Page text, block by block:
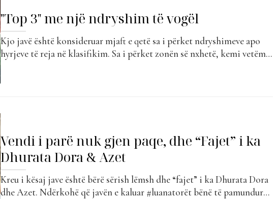
"Top 3" me një ndryshim të vogël
Kjo javë është konsideruar mjaft e qetë sa i përket ndryshimeve apo
hyrjeve të reja në klasifikim. Sa i përket zonën së nxhetë, kemi vetëm
Vendi i parë nuk gjen paqe, dhe “Fajet” i ka
Dhurata Dora & Azet
Kreu i kësaj jave është bërë sërish lëmsh dhe “fajet” i ka Dhurata Dora
dhe Azet. Ndërkohë që javën e kaluar #luanatorët bënë të pamundurën